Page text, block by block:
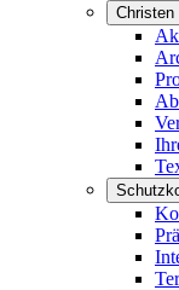
Christen